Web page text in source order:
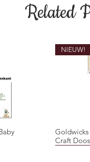
Related
NIEUW!
Craft